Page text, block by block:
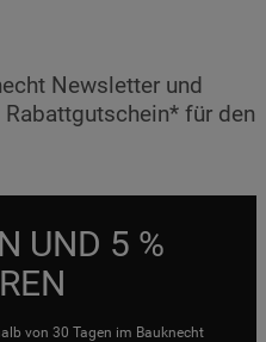
Newsletter und
für den
UND 5 %
von 30 Tagen im Bauknecht